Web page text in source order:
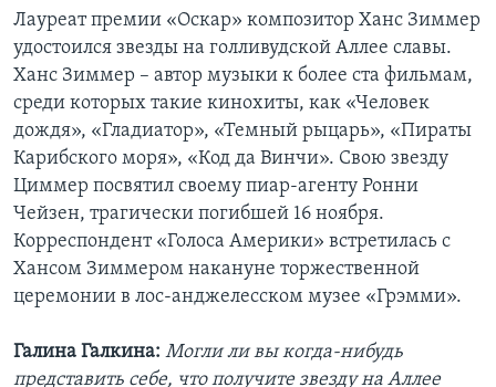
Языки
Лауреат премии «Оскар» композитор Ханс Зиммер
удостоился звезды на голливудской Аллее славы.
Ханс Зиммер – автор музыки к более ста фильмам,
среди которых такие кинохиты, как «Человек
дождя», «Гладиатор», «Темный рыцарь», «Пираты
Карибского моря», «Код да Винчи». Свою звезду
Циммер посвятил своему пиар-агенту Ронни
Чейзен, трагически погибшей 16 ноября.
Корреспондент «Голоса Америки» встретилась с
Хансом Зиммером накануне торжественной
церемонии в лос-анджелесском музее «Грэмми».
Галина Галкина: Могли ли вы когда-нибудь
представить себе, что получите звезду на Аллее